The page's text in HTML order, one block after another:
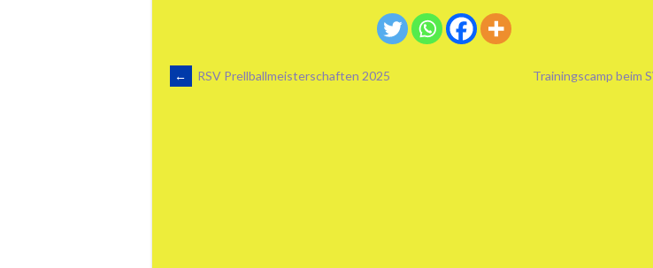
ARTIKEL-
← RSV Prellballmeisterschaften 2025 Trainingscamp beim